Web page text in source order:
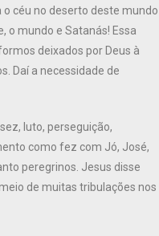
céu no deserto deste mundo
o mundo e Satanás! Essa
deixados por Deus à
Daí a necessidade de
luto, perseguição,
como fez com Jó, José,
peregrinos. Jesus disse
de muitas tribulações nos